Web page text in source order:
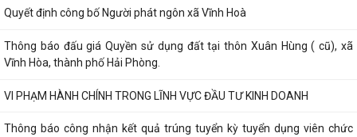
Quyết định công bố Người phát ngôn xã Vĩnh Hoà
Thông báo đấu giá Quyền sử dụng đất tại thôn Xuân Hùng ( cũ), xã
Vĩnh Hòa, thành phố Hải Phòng.
VI PHẠM HÀNH CHÍNH TRONG LĨNH VỰC ĐẦU TƯ KINH DOANH
Thông báo công nhận kết quả trúng tuyển kỳ tuyển dụng viên chức